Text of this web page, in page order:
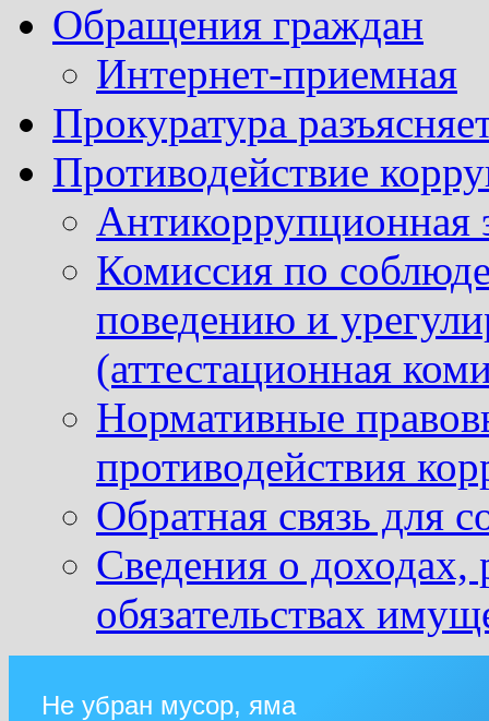
Обращения граждан
Интернет-приемная
Прокуратура
Противодействие
Антикоррупционная
Комиссия по
поведению и
(аттестационная
Нормативные
противодействия
Обратная связь для
Сведения о доходах,
обязательствах
Не убран мусор, яма